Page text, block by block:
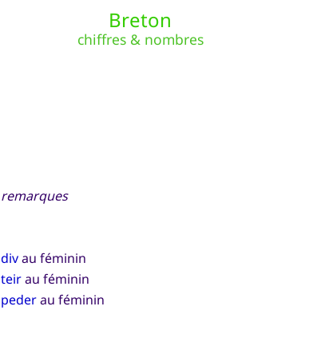
Breton
chiffres & nombres
remarques
divau féminin
teirau féminin
pederau féminin